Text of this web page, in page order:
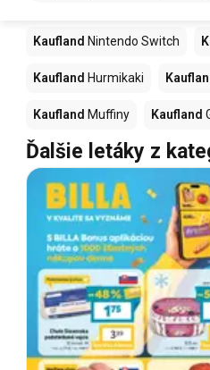
Kaufland Nintendo Switch
Kaufland Hurmikaki
Kaufland Muffiny Kaufland
Ďalšie letáky z